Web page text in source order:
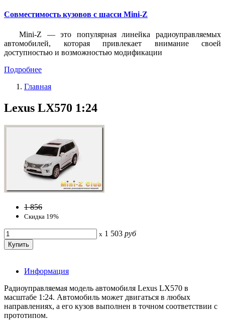
Совместимость кузовов с шасси Mini-Z
Mini-Z — это популярная линейка радиоуправляемых
автомобилей, которая привлекает внимание своей
доступностью и возможностью модификации
Подробнее
Главная
Lexus LX570 1:24
1 856
Скидка 19%
x 1 503 руб
Информация
Радиоуправляемая модель автомобиля Lexus LX570 в
масштабе 1:24. Автомобиль может двигаться в любых
направлениях, а его кузов выполнен в точном соответствии с
прототипом.